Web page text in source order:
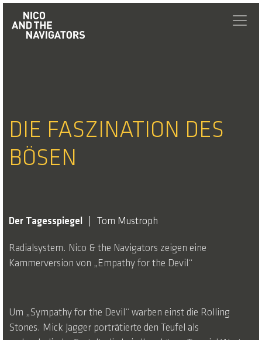
DIE FASZINATION DES
BÖSEN
Der Tagesspiegel Tom Mustroph
Radialsystem. Nico & the Navigators zeigen eine
Kammerversion von „Empathy for the Devil“
Um „Sympathy for the Devil“ warben einst die Rolling
Stones. Mick Jagger porträtierte den Teufel als